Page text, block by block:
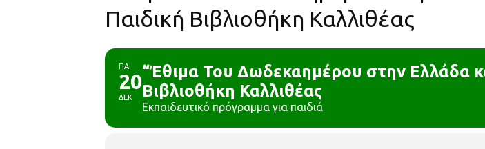
Παιδική Βιβλιοθήκη Καλλιθέας
ΠΑ
20
ΔΕΚ
“Έθιμα Του Δωδεκαημέρου στην Ελλάδα
Βιβλιοθήκη Καλλιθέας
Εκπαιδευτικό πρόγραμμα για παιδιά